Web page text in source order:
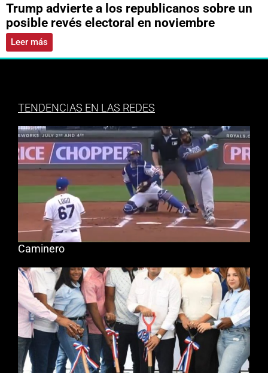
Trump advierte a los republicanos sobre un
posible revés electoral en noviembre
Leer más
TENDENCIAS EN LAS REDES
Caminero